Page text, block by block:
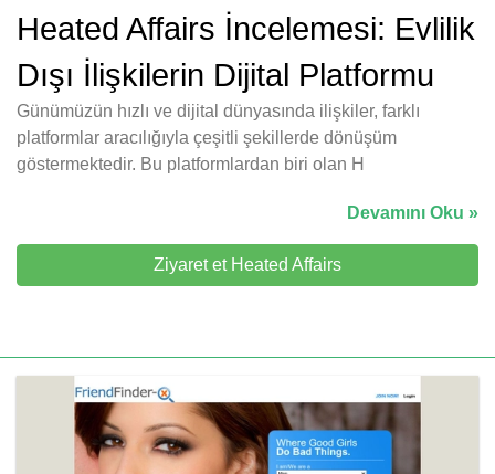
Heated Affairs İncelemesi: Evlilik
Dışı İlişkilerin Dijital Platformu
Günümüzün hızlı ve dijital dünyasında ilişkiler, farklı
platformlar aracılığıyla çeşitli şekillerde dönüşüm
göstermektedir. Bu platformlardan biri olan H
Devamını Oku »
Ziyaret et Heated Affairs